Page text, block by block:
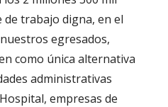
trabajo digna, en el
egresados,
como única alternativa
administrativas
empresas de